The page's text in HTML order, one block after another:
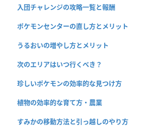
入団チャレンジの攻略一覧と報酬
ポケモンセンターの直し方とメリット
うるおいの増やし方とメリット
次のエリアはいつ行くべき？
珍しいポケモンの効率的な見つけ方
植物の効率的な育て方・農業
すみかの移動方法と引っ越しのやり方